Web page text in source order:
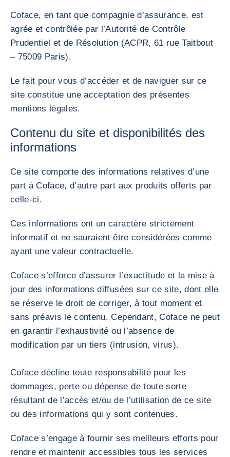
Coface, en tant que compagnie d’assurance, est
agrée et contrôlée par l’Autorité de Contrôle
Prudentiel et de Résolution (ACPR, 61 rue Taitbout
– 75009 Paris).
Le fait pour vous d’accéder et de naviguer sur ce
site constitue une acceptation des présentes
mentions légales.
Contenu du site et disponibilités des
informations
Ce site comporte des informations relatives d’une
part à Coface, d’autre part aux produits offerts par
celle-ci.
Ces informations ont un caractère strictement
informatif et ne sauraient être considérées comme
ayant une valeur contractuelle.
Coface s’efforce d’assurer l’exactitude et la mise à
jour des informations diffusées sur ce site, dont elle
se réserve le droit de corriger, à tout moment et
sans préavis le contenu. Cependant, Coface ne peut
en garantir l’exhaustivité ou l’absence de
modification par un tiers (intrusion, virus).
Coface décline toute responsabilité pour les
dommages, perte ou dépense de toute sorte
résultant de l’accès et/ou de l’utilisation de ce site
ou des informations qui y sont contenues.
Coface s’engage à fournir ses meilleurs efforts pour
rendre et maintenir accessibles tous les services